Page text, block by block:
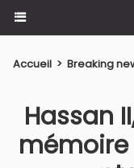
Accueil > Breaking
​Hassan
mémoire